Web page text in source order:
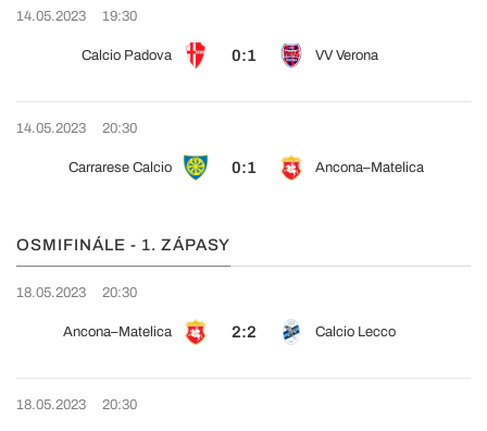
14.05.2023 19:30
Calcio Padova 0:1 VV Verona
14.05.2023 20:30
Carrarese Calcio 0:1 Ancona–Matelica
OSMIFINÁLE - 1. ZÁPASY
18.05.2023 20:30
Ancona–Matelica 2:2 Calcio Lecco
18.05.2023 20:30